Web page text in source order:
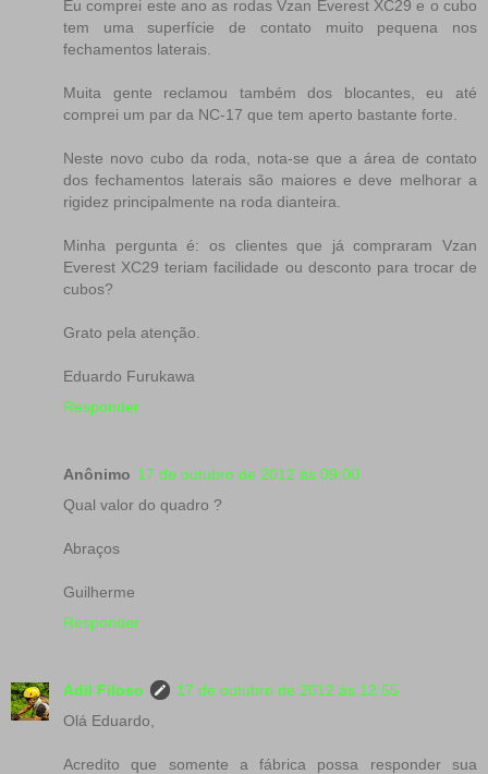
Eu comprei este ano as rodas Vzan Everest XC29 e o cubo
tem uma superfície de contato muito pequena nos
fechamentos laterais.
Muita gente reclamou também dos blocantes, eu até
comprei um par da NC-17 que tem aperto bastante forte.
Neste novo cubo da roda, nota-se que a área de contato
dos fechamentos laterais são maiores e deve melhorar a
rigidez principalmente na roda dianteira.
Minha pergunta é: os clientes que já compraram Vzan
Everest XC29 teriam facilidade ou desconto para trocar de
cubos?
Grato pela atenção.
Eduardo Furukawa
Responder
Anônimo 17 de outubro de 2012 às 09:00
Qual valor do quadro ?
Abraços
Guilherme
Responder
Adil Filoso
17 de outubro de 2012 às 12:55
Olá Eduardo,
Acredito que somente a fábrica possa responder sua